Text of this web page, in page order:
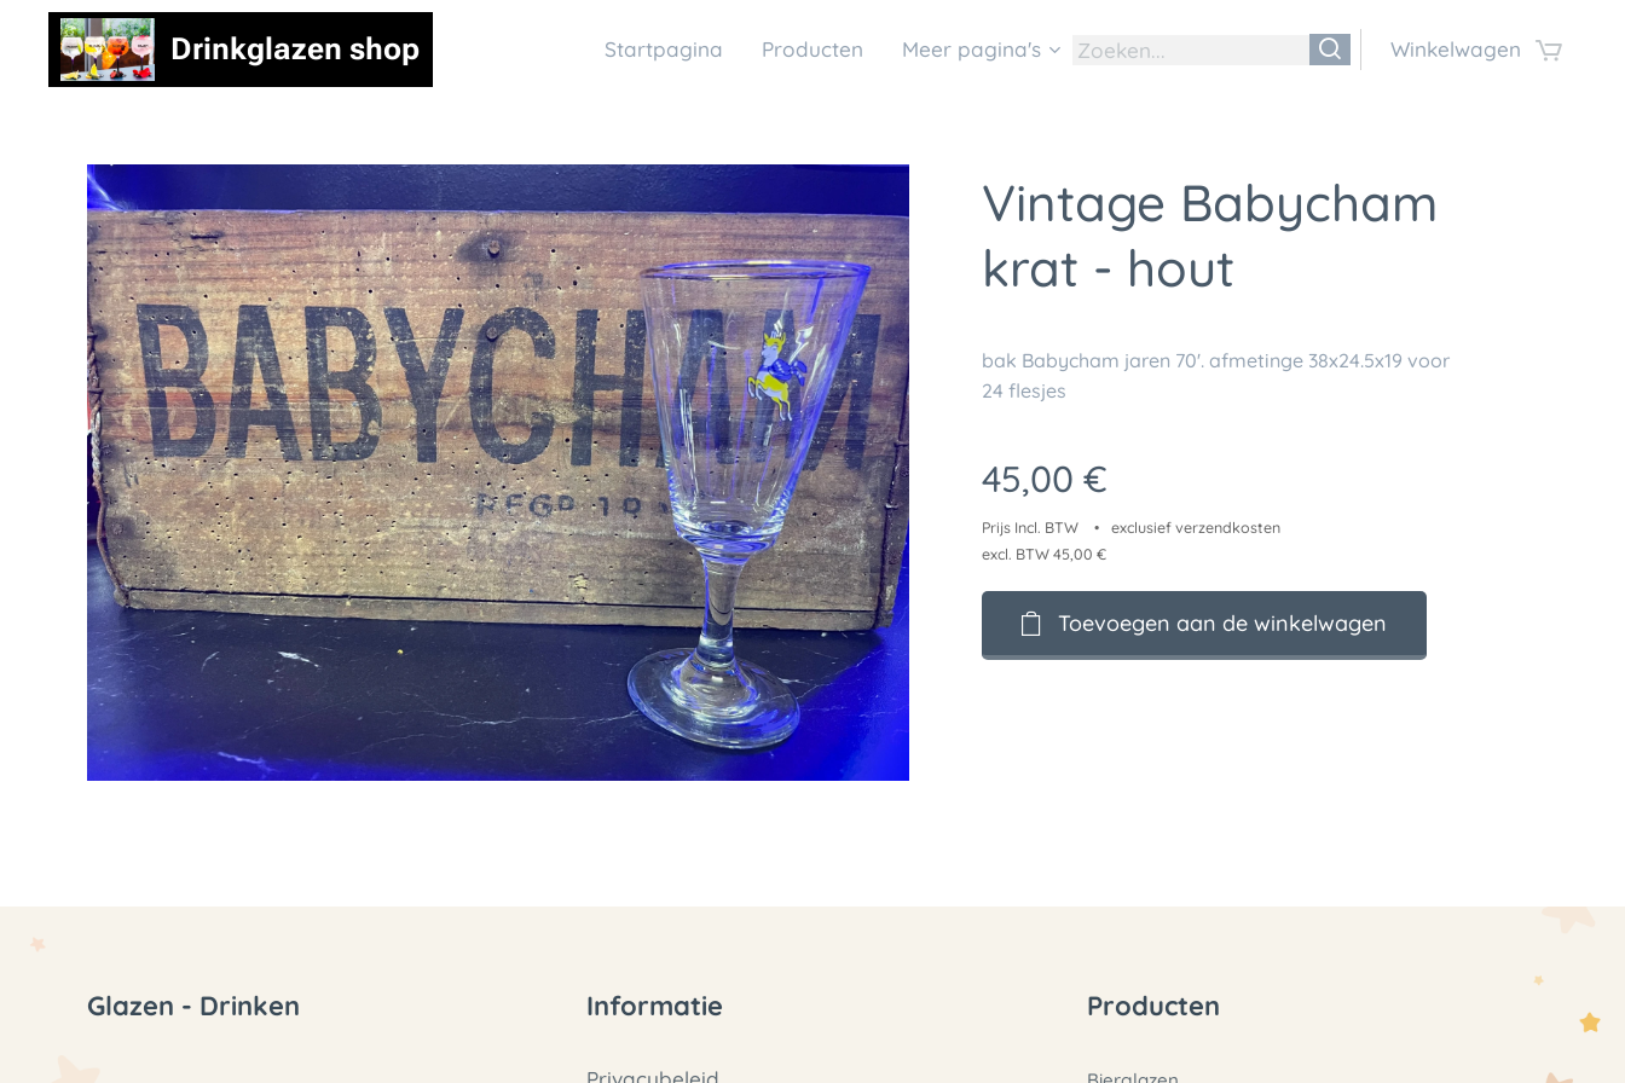
Drinkglazen shop Startpagina Producten Meer pagina's Winkelwagen
Vintage Babycham
krat - hout
bak Babycham jaren 70'. afmetinge 38x24.5x19 voor
24 flesjes
45,00 €
Prijs Incl. BTW
exclusief verzendkosten
excl. BTW 45,00 €
Toevoegen aan de winkelwagen
Glazen - Drinken Informatie Producten